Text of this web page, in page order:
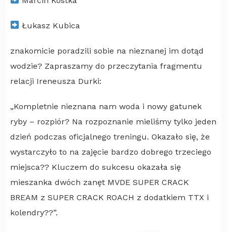
Łukasz Kubica
znakomicie poradzili sobie na nieznanej im dotąd
wodzie? Zapraszamy do przeczytania fragmentu
relacji Ireneusza Durki:
„Kompletnie nieznana nam woda i nowy gatunek
ryby – rozpiór? Na rozpoznanie mieliśmy tylko jeden
dzień podczas oficjalnego treningu. Okazało się, że
wystarczyło to na zajęcie bardzo dobrego trzeciego
miejsca?? Kluczem do sukcesu okazała się
mieszanka dwóch zanęt MVDE SUPER CRACK
BREAM z SUPER CRACK ROACH z dodatkiem TTX i
kolendry??”.